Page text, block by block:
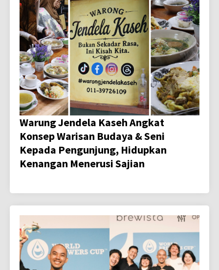
Warung Jendela Kaseh Angkat
Konsep Warisan Budaya & Seni
Kepada Pengunjung, Hidupkan
Kenangan Menerusi Sajian